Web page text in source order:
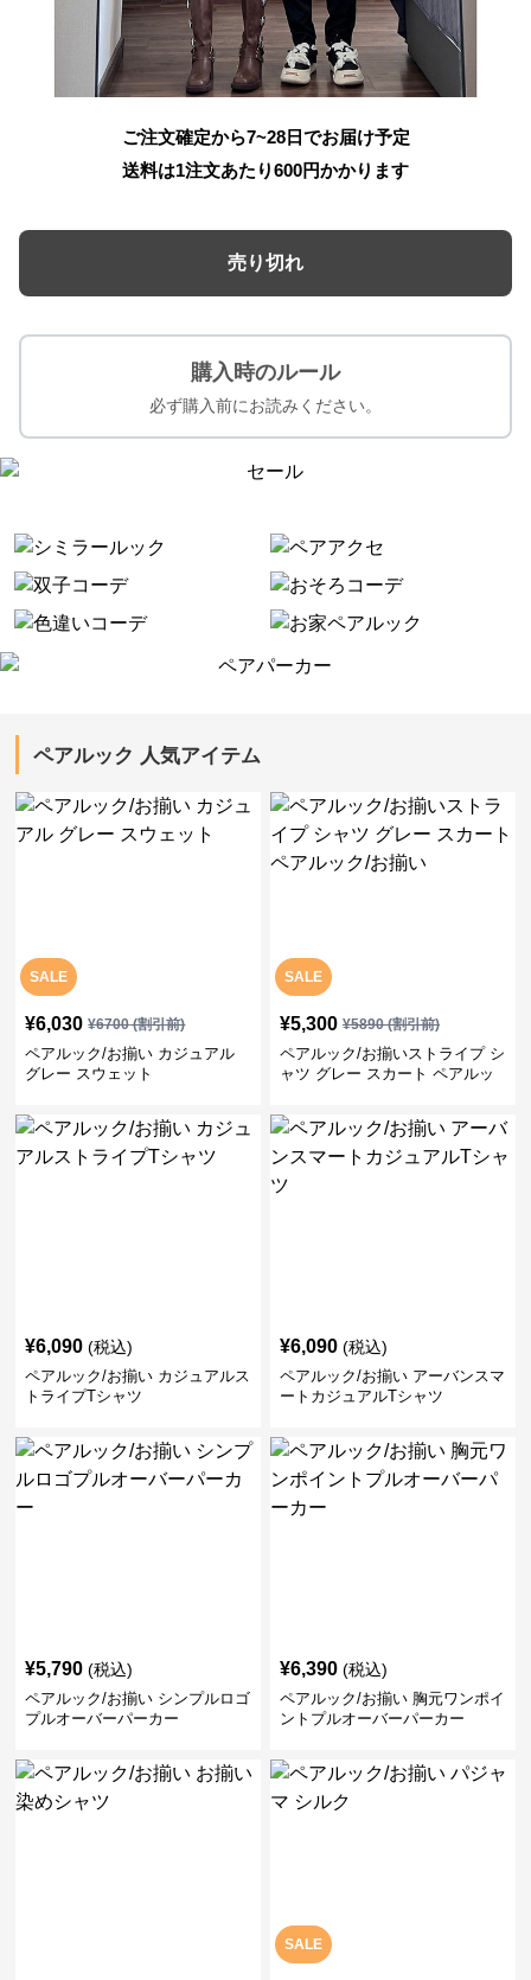
ご注文確定から7~28日でお届け予定
送料は1注文あたり600円かかります
売り切れ
購入時のルール
必ず購入前にお読みください。
ペアルック 人気アイテム
SALE
¥6,030 ¥6700(割引前)
ペアルック/お揃い カジュアル
グレー スウェット
SALE
¥5,300 ¥5890(割引前)
ペアルック/お揃いストライプ シ
ャツ グレー スカート ペアルッ
¥6,090 (税込)
ペアルック/お揃い カジュアルス
トライプTシャツ
¥6,090 (税込)
ペアルック/お揃い アーバンスマ
ートカジュアルTシャツ
¥5,790 (税込)
ペアルック/お揃い シンプルロゴ
プルオーバーパーカー
¥6,390 (税込)
ペアルック/お揃い 胸元ワンポイ
ントプルオーバーパーカー
SALE